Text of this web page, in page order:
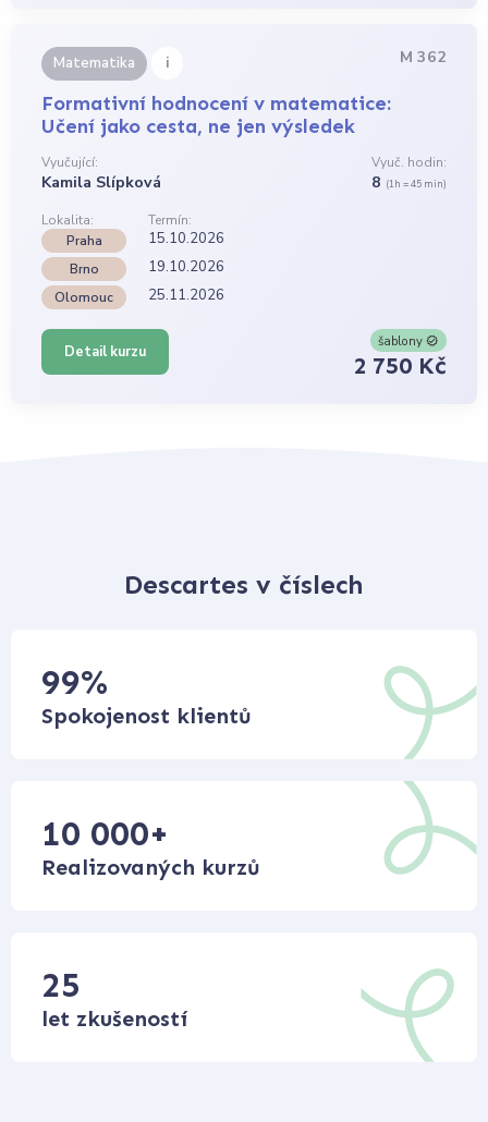
Matematika i M 362
Formativní hodnocení v matematice:
Učení jako cesta, ne jen výsledek
Vyučující:
Kamila Slípková
Vyuč. hodin:
8 (1h = 45 min)
Lokalita:
Termín:
Praha
15.10.2026
Brno 19.10.2026
Olomouc 25.11.2026
Detail kurzu
šablony
2 750 Kč
Descartes v číslech
99%
Spokojenost klientů
10 000+
Realizovaných kurzů
25
let zkušeností